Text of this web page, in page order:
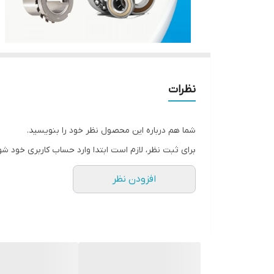
نظرات
شما هم درباره این محصول نظر خود را بنویسید.
برای ثبت نظر، لازم است ابتدا وارد حساب کاربری خود
افزودن نظر